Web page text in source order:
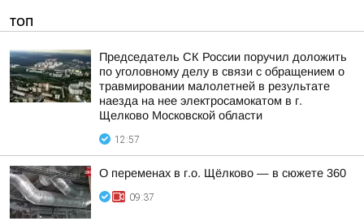
ТОП
Председатель СК России поручил доложить
по уголовному делу в связи с обращением о
травмировании малолетней в результате
наезда на нее электросамокатом в г.
Щелково Московской области
12:57
О переменах в г.о. Щёлково — в сюжете 360
09:37